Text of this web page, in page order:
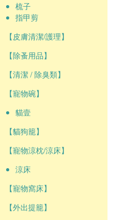
梳子
指甲剪
【皮膚清潔/護理】
【除蚤用品】
【清潔 / 除臭類】
【寵物碗】
貓壹
【貓狗籠】
【寵物涼枕/涼床】
涼床
【寵物窩床】
【外出提籠】